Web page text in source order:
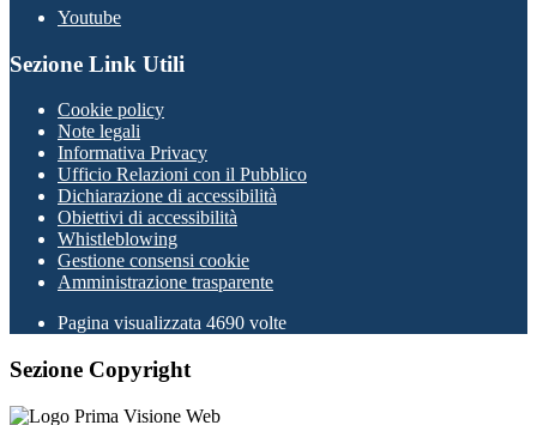
Youtube
Sezione Link Utili
Cookie policy
Note legali
Informativa Privacy
Ufficio Relazioni con il Pubblico
Dichiarazione di accessibilità
Obiettivi di accessibilità
Whistleblowing
Gestione consensi cookie
Amministrazione trasparente
Pagina visualizzata 4690 volte
Sezione Copyright